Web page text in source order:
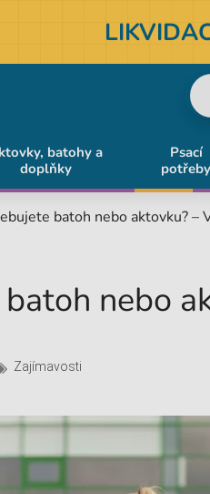
batohy a
doplňky
Psací
potřeby
batoh nebo aktovku? –
nebo
Zajímavosti